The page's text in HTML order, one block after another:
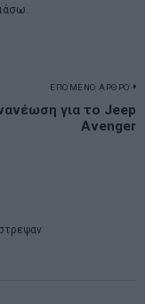
ΕΠΟΜΕΝΟ ΑΡΘΡΟ
για το Jeep
Avenger